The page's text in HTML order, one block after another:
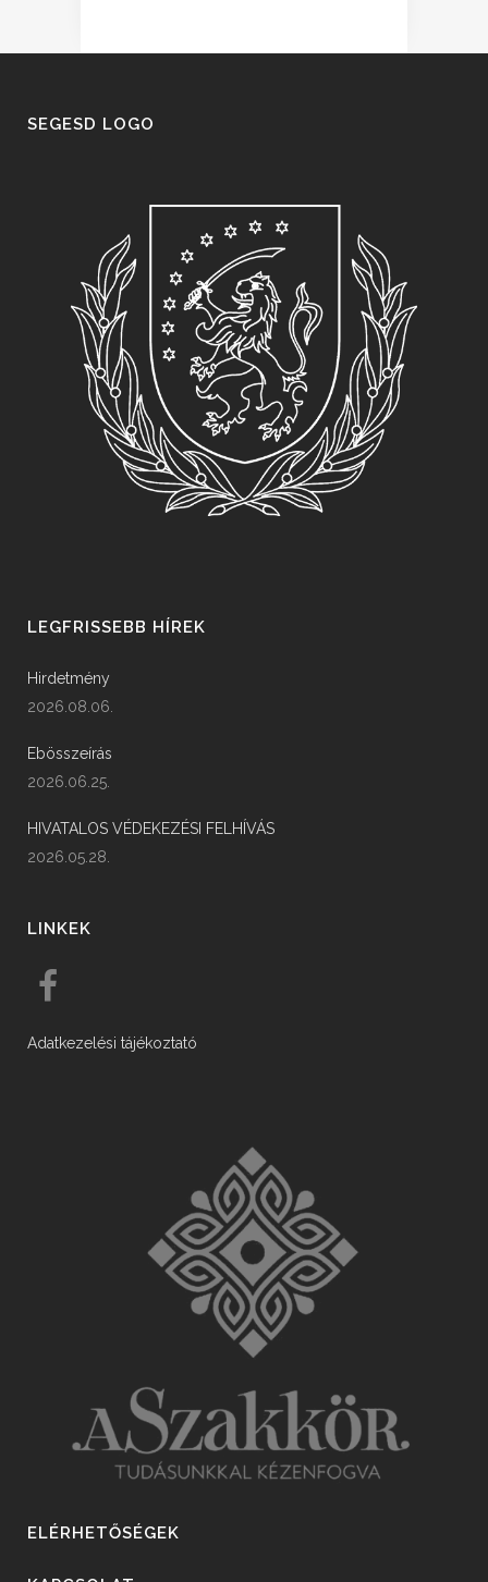
SEGESD LOGO
LEGFRISSEBB HÍREK
Hirdetmény
2026.08.06.
Ebösszeírás
2026.06.25.
HIVATALOS VÉDEKEZÉSI FELHÍVÁS
2026.05.28.
LINKEK
Adatkezelési tájékoztató
ELÉRHETŐSÉGEK